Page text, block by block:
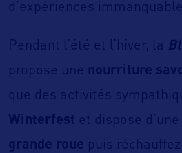
d’expériences
Pendant l’été et l’hiver, la
propose une nourriture
que des activités
Winterfest et dispose d’une
grande roue puis